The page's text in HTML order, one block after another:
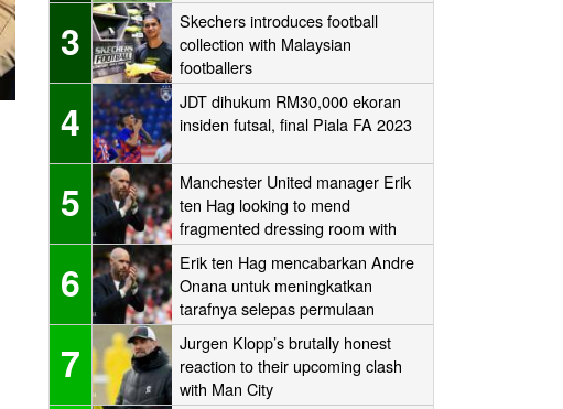
3
Skechers introduces football
collection with Malaysian
footballers
4
JDT dihukum RM30,000 ekoran
insiden futsal, final Piala FA 2023
5
Manchester United manager Erik
ten Hag looking to mend
fragmented dressing room with
one-to-one sessions with his
players
6
Erik ten Hag mencabarkan Andre
Onana untuk meningkatkan
tarafnya selepas permulaan
sukarnya di Old Trafford
7
Jurgen Klopp’s brutally honest
reaction to their upcoming clash
with Man City